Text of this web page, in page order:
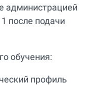
администрацией
после подачи
обучения:
профиль